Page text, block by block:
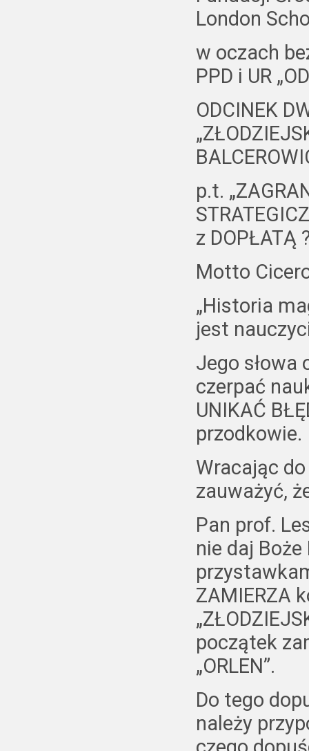
London
w oczach
PPD i UR
ODCINEK
p.t.
z DOPŁATĄ
Motto
„Historia
jest
Jego słowa
czerpać
UNIKAĆ
przodkowie.
Wracając
zauważyć,
Pan prof.
nie daj
ZAMIERZA
początek
„ORLEN”.
Do tego
należy